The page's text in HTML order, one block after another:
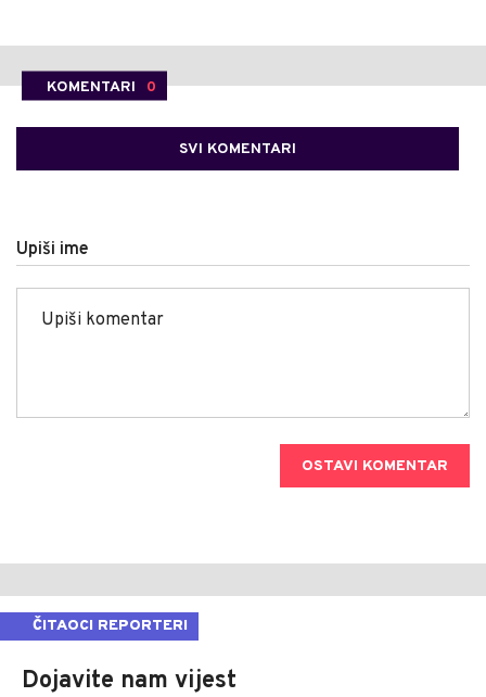
KOMENTARI 0
SVI KOMENTARI
Upiši ime
OSTAVI KOMENTAR
ČITAOCI REPORTERI
Dojavite nam vijest